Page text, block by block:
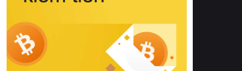
tế còn giúp ngăn ngừa tình trạng kích
khuẩn và nấm mốc trong điều kiện
thời tiết nóng ẩm. Bạn có thể tìm hiểu
thêm các nghiên cứu khoa học về tác
động của giấc ngủ và môi trường